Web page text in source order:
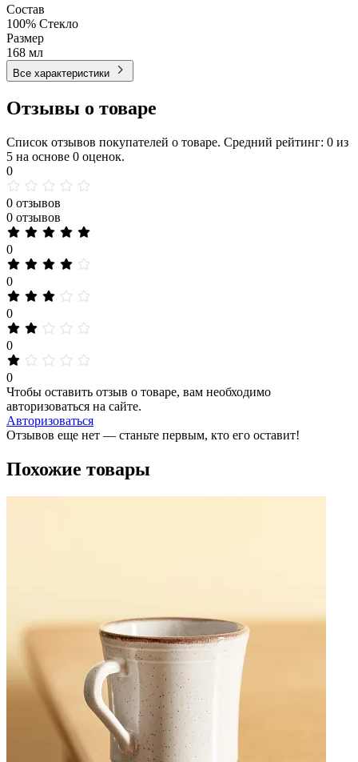
Состав
100% Стекло
Размер
168 мл
Все характеристики
Отзывы о товаре
Список отзывов покупателей о товаре. Средний рейтинг: 0 из
5 на основе 0 оценок.
0
0 отзывов
0 отзывов
0
0
0
0
0
Чтобы оставить отзыв о товаре, вам необходимо
авторизоваться на сайте.
Авторизоваться
Отзывов еще нет — станьте первым, кто его оставит!
Похожие товары